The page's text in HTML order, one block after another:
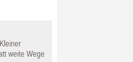
weite Wege